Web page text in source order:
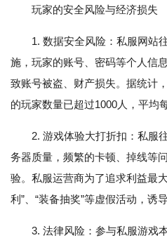
玩家的安全风险与经济损失
1. 数据安全风险：私服网站
施，玩家的账号、密码等个人信
致账号被盗、财产损失。据统计
的玩家数量已超过1000人，平均
2. 游戏体验大打折扣：私服
务器质量，频繁的卡顿、掉线等
验。私服运营商为了追求利益最
利”、“装备抽奖”等虚假活动，诱
3. 法律风险：参与私服游戏